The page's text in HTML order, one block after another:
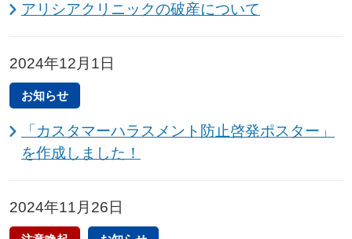
アリシアクリニックの破産について
2024年12月1日
お知らせ
「カスタマーハラスメント防止啓発ポスター」
を作成しました！
2024年11月26日